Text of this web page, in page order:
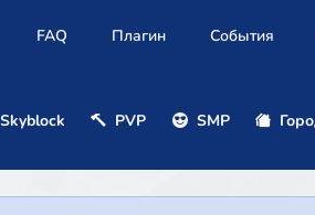
FAQ Плагин События
Skyblock PVP SMP